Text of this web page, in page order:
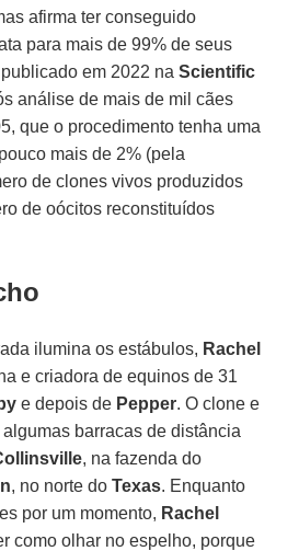
afirma ter conseguido
para mais de 99% de seus
em 2022 naScientific
análise de mais de mil cães
que o procedimento tenha uma
mais de 2% (pela
de clones vivos produzidos
de oócitos reconstituídos
ilumina os estábulos, Rachel
e criadora de equinos de 31
e depois de Pepper. O clone e
barracas de distância
, na fazenda do
, no norte doTexas. Enquanto
por um momento, Rachel
como olhar no espelho, porque